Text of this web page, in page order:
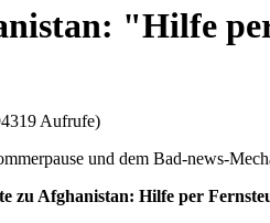
"Hilfe
Aufrufe)
und dem Bad-news-
zu Afghanistan: Hilfe per